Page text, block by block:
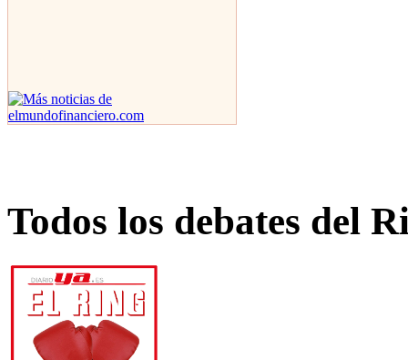
Todos los debates del